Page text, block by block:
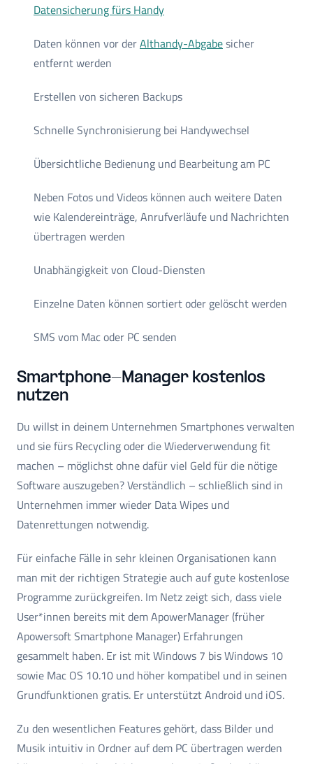
Datensicherung fürs Handy
Daten können vor derAlthandy-Abgabesicher
entfernt werden
Erstellen von sicheren Backups
Schnelle Synchronisierung bei Handywechsel
Übersichtliche Bedienung und Bearbeitung am PC
Neben Fotos und Videos können auch weitere Daten
wie Kalendereinträge, Anrufverläufe und Nachrichten
übertragen werden
Unabhängigkeit von Cloud-Diensten
Einzelne Daten können sortiert oder gelöscht werden
SMS vom Mac oder PC senden
Smartphone-Manager kostenlos
nutzen
Du willst in deinem Unternehmen Smartphones verwalten
und sie fürs Recycling oder die Wiederverwendung fit
machen – möglichst ohne dafür viel Geld für die nötige
Software auszugeben? Verständlich – schließlich sind in
Unternehmen immer wieder Data Wipes und
Datenrettungen notwendig.
Für einfache Fälle in sehr kleinen Organisationen kann
man mit der richtigen Strategie auch auf gute kostenlose
Programme zurückgreifen. Im Netz zeigt sich, dass viele
User*innen bereits mit dem ApowerManager (früher
Apowersoft Smartphone Manager) Erfahrungen
gesammelt haben. Er ist mit Windows 7 bis Windows 10
sowie Mac OS 10.10 und höher kompatibel und in seinen
Grundfunktionen gratis. Er unterstützt Android und iOS.
Zu den wesentlichen Features gehört, dass Bilder und
Musik intuitiv in Ordner auf dem PC übertragen werden